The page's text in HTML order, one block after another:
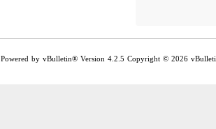
Powered by vBulletin® Version 4.2.5 Copyright © 2026